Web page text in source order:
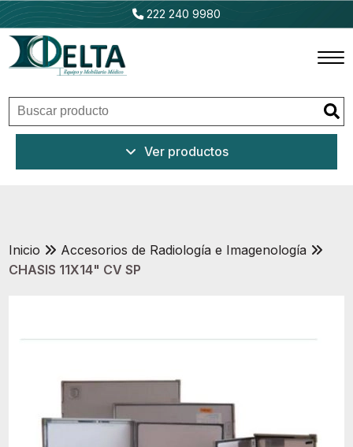
222 240 9980
Inicio
Outlet
Ver productos
Inicio
Accesorios de Radiología e Imagenología
CHASIS 11X14" CV SP